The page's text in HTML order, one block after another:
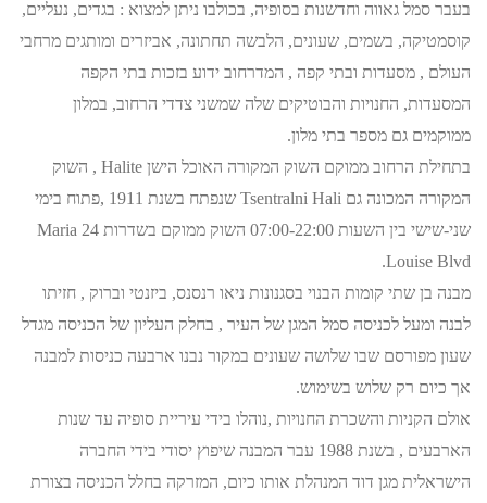
בעבר סמל גאווה וחדשנות בסופיה, בכולבו ניתן למצוא : בגדים, נעליים,
קוסמטיקה, בשמים, שעונים, הלבשה תחתונה, אביזרים ומותגים מרחבי
העולם , מסעדות ובתי קפה , המדרחוב ידוע בזכות בתי הקפה
המסעדות, החנויות והבוטיקים שלה שמשני צדדי הרחוב, במלון
ממוקמים גם מספר בתי מלון.
בתחילת הרחוב ממוקם השוק המקורה האוכל הישן Halite , השוק
המקורה המכונה גם Tsentralni Hali שנפתח בשנת 1911 ,פתוח בימי
שני-שישי בין השעות 07:00-22:00 השוק ממוקם בשדרות 24 Maria
Louise Blvd.
מבנה בן שתי קומות הבנוי בסגנונות ניאו רנסנס, ביזנטי וברוק , חזיתו
לבנה ומעל לכניסה סמל המגן של העיר , בחלק העליון של הכניסה מגדל
שעון מפורסם שבו שלושה שעונים במקור נבנו ארבעה כניסות למבנה
אך כיום רק שלוש בשימוש.
אולם הקניות והשכרת החנויות ,נוהלו בידי עיריית סופיה עד שנות
הארבעים , בשנת 1988 עבר המבנה שיפוץ יסודי בידי החברה
הישראלית מגן דוד המנהלת אותו כיום, המזרקה בחלל הכניסה בצורת